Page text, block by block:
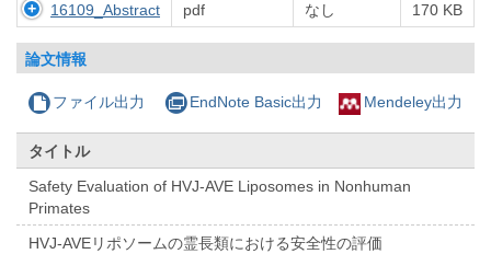
16109_Abstract pdf なし 170 KB
論文情報
ファイル出力 EndNote Basic出力 Mendeley出力
タイトル
Safety Evaluation of HVJ-AVE Liposomes in Nonhuman
Primates
HVJ-AVEリポソームの霊長類における安全性の評価